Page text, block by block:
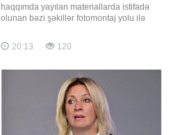
haqqımda yayılan materiallarda istifadə
olunan bəzi şəkillər fotomontaj yolu ilə
və ictimai rəyi məqsədli şəkildə yanlış
istiqamətə yönəltməyə xidmət edir. Fikir
20:13 120